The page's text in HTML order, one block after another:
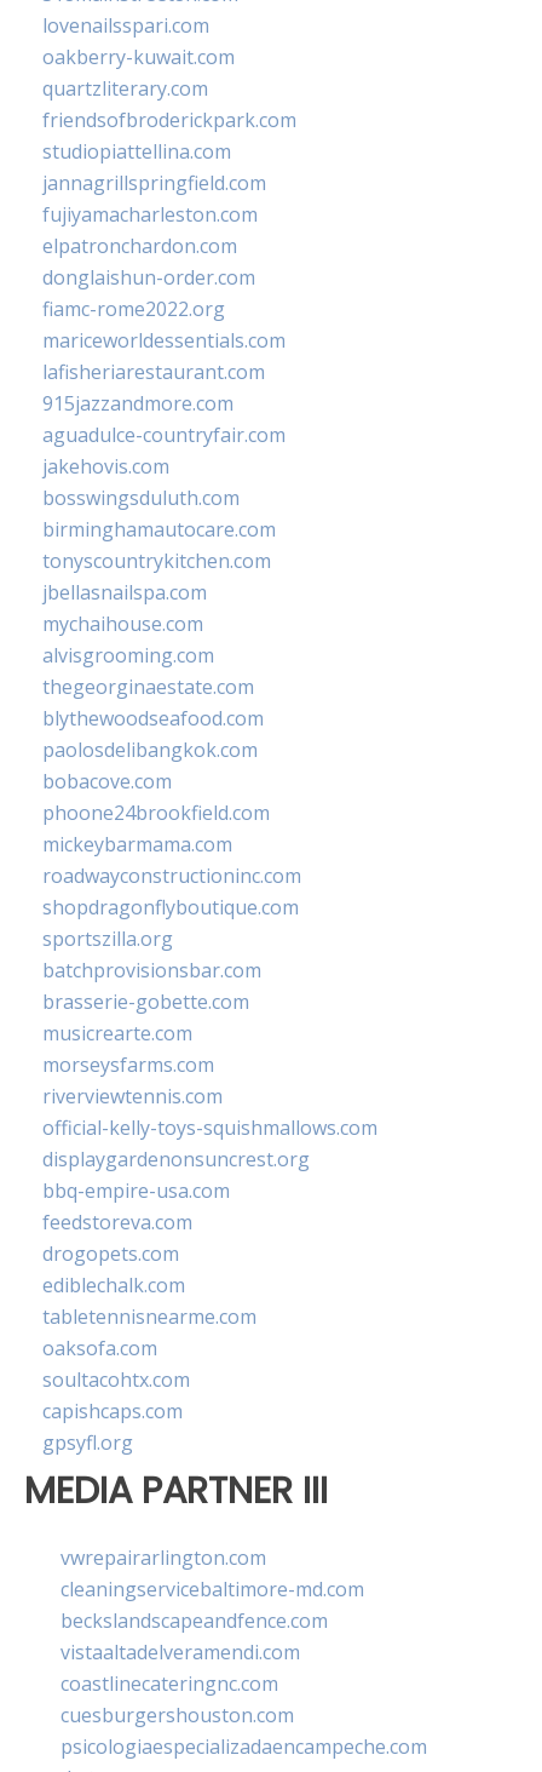
lovenailsspari.com
oakberry-kuwait.com
quartzliterary.com
friendsofbroderickpark.com
studiopiattellina.com
jannagrillspringfield.com
fujiyamacharleston.com
elpatronchardon.com
donglaishun-order.com
fiamc-rome2022.org
mariceworldessentials.com
lafisheriarestaurant.com
915jazzandmore.com
aguadulce-countryfair.com
jakehovis.com
bosswingsduluth.com
birminghamautocare.com
tonyscountrykitchen.com
jbellasnailspa.com
mychaihouse.com
alvisgrooming.com
thegeorginaestate.com
blythewoodseafood.com
paolosdelibangkok.com
bobacove.com
phoone24brookfield.com
mickeybarmama.com
roadwayconstructioninc.com
shopdragonflyboutique.com
sportszilla.org
batchprovisionsbar.com
brasserie-gobette.com
musicrearte.com
morseysfarms.com
riverviewtennis.com
official-kelly-toys-squishmallows.com
displaygardenonsuncrest.org
bbq-empire-usa.com
feedstoreva.com
drogopets.com
ediblechalk.com
tabletennisnearme.com
oaksofa.com
soultacohtx.com
capishcaps.com
gpsyfl.org
MEDIA PARTNER III
vwrepairarlington.com
cleaningservicebaltimore-md.com
beckslandscapeandfence.com
vistaaltadelveramendi.com
coastlinecateringnc.com
cuesburgershouston.com
psicologiaespecializadaencampeche.com